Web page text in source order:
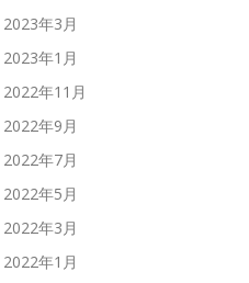
2023年3月
2023年1月
2022年11月
2022年9月
2022年7月
2022年5月
2022年3月
2022年1月